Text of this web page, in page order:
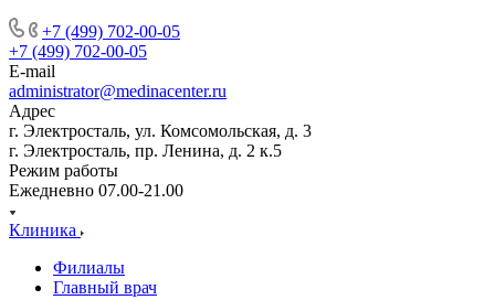
+7 (499) 702-00-05
+7 (499) 702-00-05
E-mail
administrator@medinacenter.ru
Адрес
г. Электросталь, ул. Комсомольская, д. 3
г. Электросталь, пр. Ленина, д. 2 к.5
Режим работы
Ежедневно 07.00-21.00
Клиника
Филиалы
Главный врач